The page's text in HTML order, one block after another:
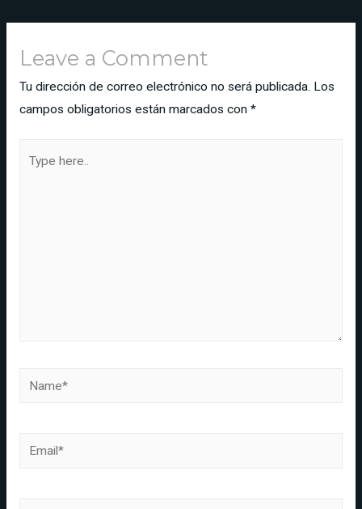
Leave a Comment
Tu dirección de correo electrónico no será publicada. Los
campos obligatorios están marcados con *